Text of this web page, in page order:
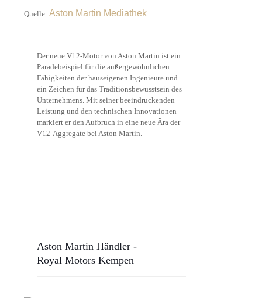
Quelle: Aston Martin Mediathek
Der neue V12-Motor von Aston Martin ist ein
Paradebeispiel für die außergewöhnlichen
Fähigkeiten der hauseigenen Ingenieure und
ein Zeichen für das Traditionsbewusstsein des
Unternehmens. Mit seiner beeindruckenden
Leistung und den technischen Innovationen
markiert er den Aufbruch in eine neue Ära der
V12-Aggregate bei Aston Martin.
Aston Martin Händler -
Royal Motors Kempen